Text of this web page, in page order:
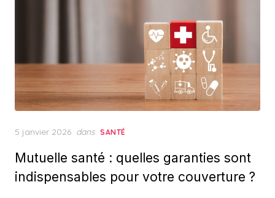
Posted
5 janvier 2026 dans SANTÉ
Mutuelle santé : quelles garanties sont
indispensables pour votre couverture ?